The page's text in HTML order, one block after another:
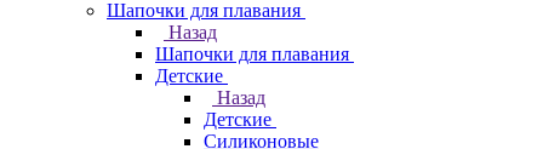
Шапочки для плавания
Назад
Шапочки для плавания
Детские
Назад
Детские
Силиконовые